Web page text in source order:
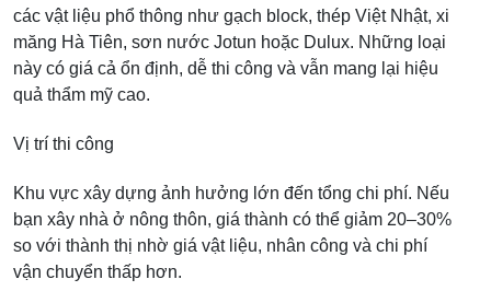
các vật liệu phổ thông như gạch block, thép Việt Nhật, xi
măng Hà Tiên, sơn nước Jotun hoặc Dulux. Những loại
này có giá cả ổn định, dễ thi công và vẫn mang lại hiệu
quả thẩm mỹ cao.
Vị trí thi công
Khu vực xây dựng ảnh hưởng lớn đến tổng chi phí. Nếu
bạn xây nhà ở nông thôn, giá thành có thể giảm 20–30%
so với thành thị nhờ giá vật liệu, nhân công và chi phí
vận chuyển thấp hơn.